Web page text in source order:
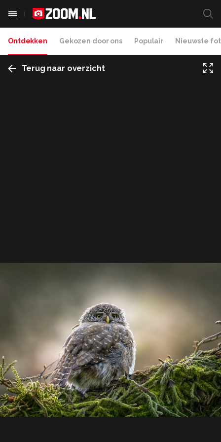
Ontdekken Gekozen door ons Populair Nieuwste
Terug naar overzicht